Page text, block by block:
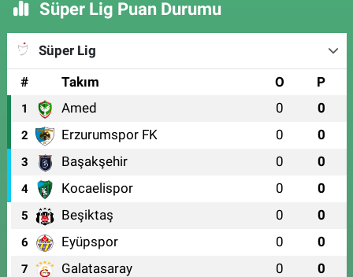
Süper Lig Puan Durumu
Süper Lig
#
Takım O P
1 Amed 0 0
2 Erzurumspor FK 0 0
3 Başakşehir 0 0
4 Kocaelispor 0 0
5 Beşiktaş 0 0
6 Eyüpspor 0 0
7 Galatasaray 0 0